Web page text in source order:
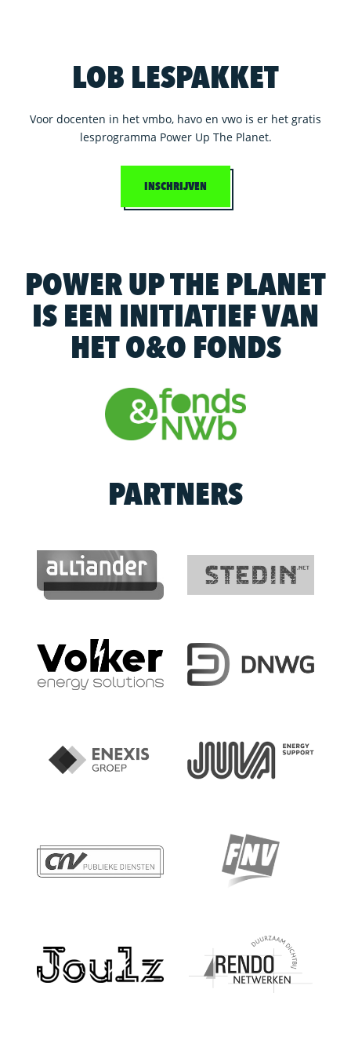
LOB LESPAKKET
Voor docenten in het vmbo, havo en vwo is er het gratis
lesprogramma Power Up The Planet.
INSCHRIJVEN
POWER UP THE PLANET
IS EEN INITIATIEF VAN
HET O&O FONDS
PARTNERS